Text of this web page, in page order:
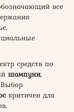
все
средств по
шампуни,
критичен для